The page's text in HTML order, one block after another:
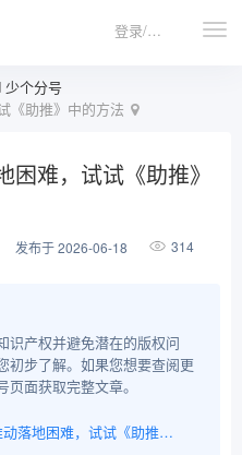
登录/注册
少个分号
《助推》中的方法
难，试试《助推》
发布于 2026-06-18 314
识产权并避免潜在的版权问
初步了解。如果您想要查阅更
面获取完整文章。
技术管理｜项目推动落地困难，试试《助推》中的方法